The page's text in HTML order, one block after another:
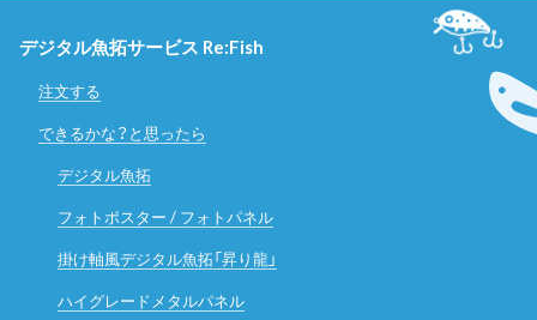
デジタル魚拓サービス Re:Fish
注文する
できるかな？と思ったら
デジタル魚拓
フォトポスター / フォトパネル
掛け軸風デジタル魚拓「昇り龍」
ハイグレードメタルパネル